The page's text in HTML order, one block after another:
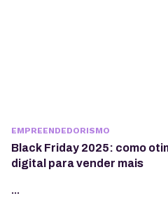
EMPREENDEDORISMO
Black Friday 2025: como
digital para vender mais
...